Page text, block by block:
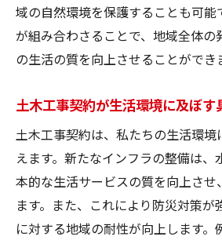
地域社会のニーズを反映
環境保護と土木工事の両立
地域コミュニティとの連
未来を見据えた契約設計
災害に強いインフラの整
安全性を確保するための
予防策としての土木工事
リスクマネジメントと契
域の自然環境を保護することも可能
が組み合わさることで、地域全体の
の生活の質を向上させることができ
土木工事契約が生活環境に及ぼす
土木工事契約は、私たちの生活環
えます。新たなインフラの整備は、
本的な生活サービスの質を向上させ
ます。また、これにより防災対策が
に対する地域の耐性が向上します。